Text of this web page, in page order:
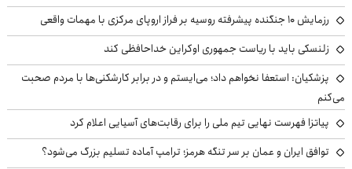
رزمایش ۱۰ جنگنده پیشرفته روسیه بر فراز اروپای مرکزی با مهمات واقعی
زلنسکی باید با ریاست جمهوری اوکراین خداحافظی کند
پزشکیان: استعفا نخواهم داد؛ می‌ایستم و در برابر کارشکنی‌ها با مردم صحبت
می‌کنم
پیاتزا فهرست نهایی تیم ملی را برای رقابت‌های آسیایی اعلام کرد
توافق ایران و عمان بر سر تنگه هرمز؛ ترامپ آماده تسلیم بزرگ می‌شود؟